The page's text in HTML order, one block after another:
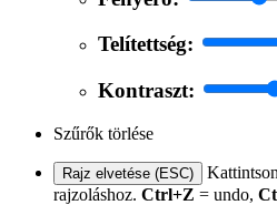
Telítettség:
Kontraszt:
Szűrők törlése
Rajz elvetése (ESC)
rajzoláshoz. Ctrl+Z = undo,